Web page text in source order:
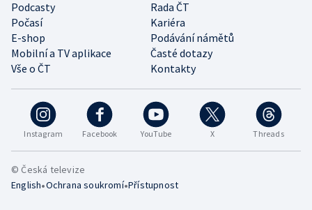
Instagram Facebook YouTube X Threads
Podcasty
Rada ČT
Počasí
Kariéra
E-shop
Podávání námětů
Mobilní a TV aplikace
Časté dotazy
Vše o ČT
Kontakty
© Česká televize
English•Ochrana soukromí•Přístupnost